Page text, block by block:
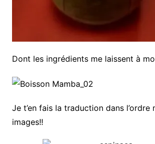
Dont les ingrédients me laissent à
Je t’en fais la traduction dans l’ordre
images!!